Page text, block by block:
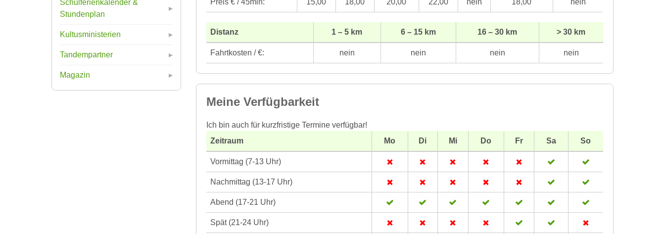
Schulferienkalender &
Stundenplan
Kultusministerien
Tandempartner
Magazin
Distanz 1 – 5 km 6 – 15 km 16 – 30 km > 30 km
Fahrtkosten / €: nein nein nein nein
Meine Verfügbarkeit
Ich bin auch für kurzfristige Termine verfügbar!
Zeitraum
Mo Di Mi Do Fr Sa So
Vormittag (7-13 Uhr)
Nachmittag (13-17 Uhr)
Abend (17-21 Uhr)
Spät (21-24 Uhr)